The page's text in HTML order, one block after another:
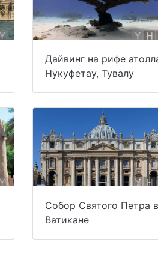
Дайвинг на рифе
Нукуфетау, Тувалу
Собор Святого Петра в
Ватикане